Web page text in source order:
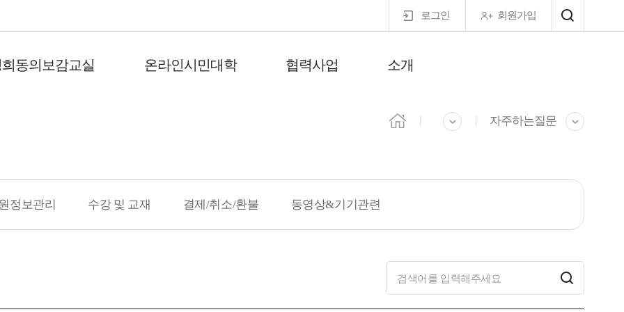
로그인 회원가입
동의보감교실 온라인시민대학 협력사업 소개
자주하는질문
정보관리 수강 및 교재 결제/취소/환불 동영상&기기관련